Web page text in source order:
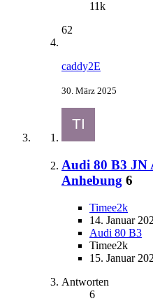
11k
62
caddy2E
30. März 2025
Audi 80 B3 JN
Anhebung 6
Timee2k
14. Januar
Audi 80 B3
Timee2k
15. Januar
Antworten
6